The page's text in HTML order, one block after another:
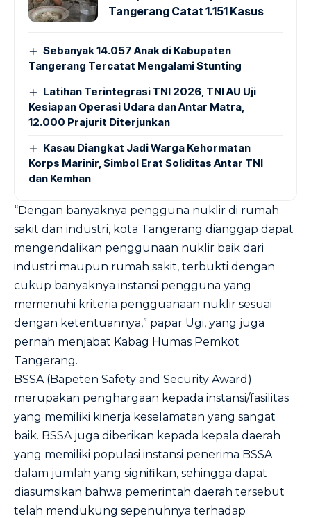
Tangerang Catat 1.151 Kasus
Sebanyak 14.057 Anak di Kabupaten
Tangerang Tercatat Mengalami Stunting
Latihan Terintegrasi TNI 2026, TNI AU Uji
Kesiapan Operasi Udara dan Antar Matra,
12.000 Prajurit Diterjunkan
Kasau Diangkat Jadi Warga Kehormatan
Korps Marinir, Simbol Erat Soliditas Antar TNI
dan Kemhan
“Dengan banyaknya pengguna nuklir di rumah
sakit dan industri, kota Tangerang dianggap dapat
mengendalikan penggunaan nuklir baik dari
industri maupun rumah sakit, terbukti dengan
cukup banyaknya instansi pengguna yang
memenuhi kriteria pengguanaan nuklir sesuai
dengan ketentuannya,” papar Ugi, yang juga
pernah menjabat Kabag Humas Pemkot
Tangerang.
BSSA (Bapeten Safety and Security Award)
merupakan penghargaan kepada instansi/fasilitas
yang memiliki kinerja keselamatan yang sangat
baik. BSSA juga diberikan kepada kepala daerah
yang memiliki populasi instansi penerima BSSA
dalam jumlah yang signifikan, sehingga dapat
diasumsikan bahwa pemerintah daerah tersebut
telah mendukung sepenuhnya terhadap